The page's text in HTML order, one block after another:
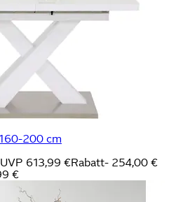
200 cm
UVP 613,99 €Rabatt- 254,00 €
€